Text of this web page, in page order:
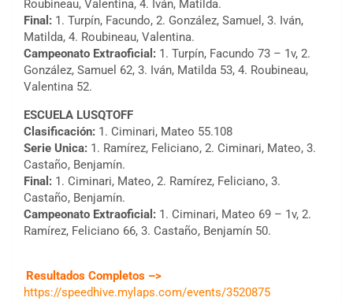
Roubineau, Valentina, 4. Iván, Matilda.
Final: 1. Turpín, Facundo, 2. González, Samuel, 3. Iván,
Matilda, 4. Roubineau, Valentina.
Campeonato Extraoficial: 1. Turpín, Facundo 73 – 1v, 2.
González, Samuel 62, 3. Iván, Matilda 53, 4. Roubineau,
Valentina 52.
ESCUELA LUSQTOFF
Clasificación: 1. Ciminari, Mateo 55.108
Serie Unica: 1. Ramírez, Feliciano, 2. Ciminari, Mateo, 3.
Castaño, Benjamín.
Final: 1. Ciminari, Mateo, 2. Ramírez, Feliciano, 3.
Castaño, Benjamín.
Campeonato Extraoficial: 1. Ciminari, Mateo 69 – 1v, 2.
Ramírez, Feliciano 66, 3. Castaño, Benjamín 50.
Resultados Completos –>
https://speedhive.mylaps.com/events/3520875